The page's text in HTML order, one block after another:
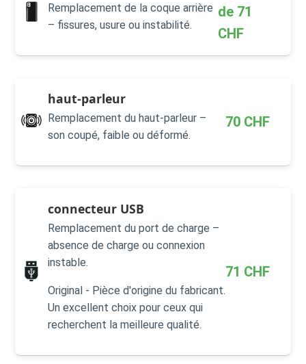
Remplacement de la coque arrière
– fissures, usure ou instabilité.
de 71
CHF
haut-parleur
Remplacement du haut-parleur –
son coupé, faible ou déformé.
70 CHF
connecteur USB
Remplacement du port de charge –
absence de charge ou connexion
instable.
Original - Pièce d'origine du fabricant.
Un excellent choix pour ceux qui
recherchent la meilleure qualité.
71 CHF